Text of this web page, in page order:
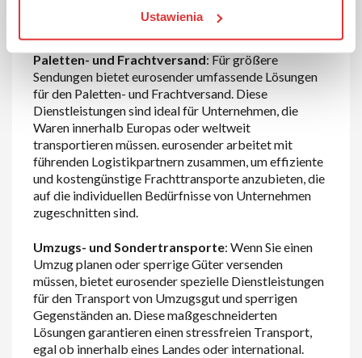
Ustawienia
Ihre Sendung sicher und pünktlich ankommt.
Paletten- und Frachtversand: Für größere
Sendungen bietet eurosender umfassende Lösungen
für den Paletten- und Frachtversand. Diese
Dienstleistungen sind ideal für Unternehmen, die
Waren innerhalb Europas oder weltweit
transportieren müssen. eurosender arbeitet mit
führenden Logistikpartnern zusammen, um effiziente
und kostengünstige Frachttransporte anzubieten, die
auf die individuellen Bedürfnisse von Unternehmen
zugeschnitten sind.
Umzugs- und Sondertransporte: Wenn Sie einen
Umzug planen oder sperrige Güter versenden
müssen, bietet eurosender spezielle Dienstleistungen
für den Transport von Umzugsgut und sperrigen
Gegenständen an. Diese maßgeschneiderten
Lösungen garantieren einen stressfreien Transport,
egal ob innerhalb eines Landes oder international.